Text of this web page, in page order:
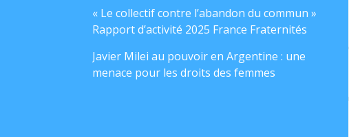
« Le collectif contre l’abandon du commun »
Rapport d’activité 2025 France Fraternités
Javier Milei au pouvoir en Argentine : une
menace pour les droits des femmes